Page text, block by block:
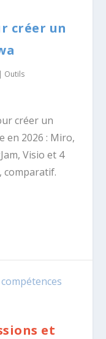
créer un
| Outils
créer un
en 2026 : Miro,
Visio et 4
comparatif.
et